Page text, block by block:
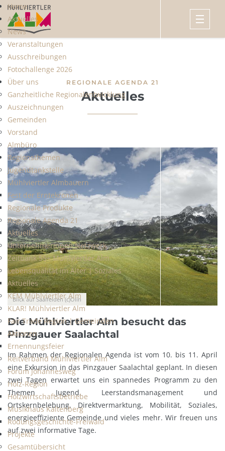
Home
Aktuelles
News
Veranstaltungen
Ausschreibungen
Fotochallenge 2026
Über uns
Ganzheitliche Regionalentwicklung
Auszeichnungen
Gemeinden
Vorstand
Almbüro
Regionsthemen
Jugendtankstelle
Mühlviertler Almbauern
Fest der Erntekronen
Regionale Produkte
Regionale Agenda 21
Aktuelles
Unternehmerinnen Netzwerk
Zeitbank 55+ Mühlviertler Alm
Lebensqualität im Alter | Soziales
Aktuelles
KEM Mühlviertler Alm
KLAR! Mühlviertler Alm
Fair Trade Region | Gemeinden
Aktionen
Ernennungsfeier
Reitverband Mühlviertler Alm
Forum Johannesweg
Holz-Region
Holzwirtschaftsbetriebe
Musikhaus Kaltenberg
Rodungsgeschichte-Freiwald
Projekte
Gesamtübersicht
REGIONALE AGENDA 21
Aktuelles
Blick auf Saalfelden (c)Olin
Die Mühlviertler Alm besucht das
Pinzgauer Saalachtal
Im Rahmen der Regionalen Agenda ist vom 10. bis 11. April
eine Exkursion in das Pinzgauer Saalachtal geplant. In diesen
zwei Tagen erwartet uns ein spannedes Programm zu den
Themen Jugend, Leerstandsmanagement und
Ortskernbelebung, Direktvermarktung, Mobilität, Soziales,
energieeffiziente Gemeinde und vieles mehr. Wir freuen uns
auf zwei informative Tage.